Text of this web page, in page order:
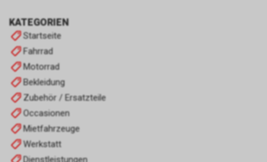
KATEGORIEN
Startseite
Fahrrad
Motorrad
Bekleidung
Zubehör / Ersatzteile
Occasionen
Mietfahrzeuge
Werkstatt
Dienstleistungen